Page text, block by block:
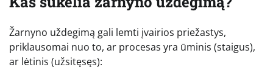
Žarnyno uždegimą gali lemti įvairios priežastys,
priklausomai nuo to, ar procesas yra ūminis (staigus),
ar lėtinis (užsitęsęs):